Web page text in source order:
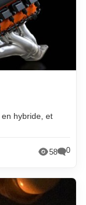
en hybride, et
58 0